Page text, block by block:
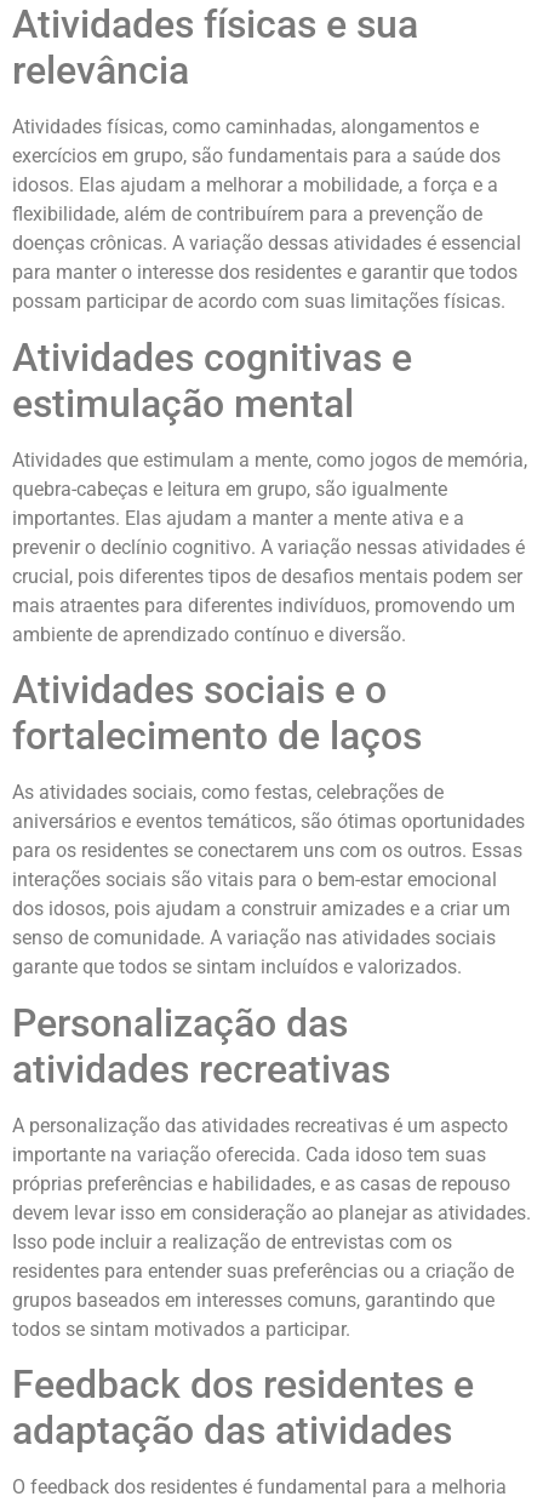
Atividades físicas e sua
relevância
Atividades físicas, como caminhadas, alongamentos e
exercícios em grupo, são fundamentais para a saúde dos
idosos. Elas ajudam a melhorar a mobilidade, a força e a
flexibilidade, além de contribuírem para a prevenção de
doenças crônicas. A variação dessas atividades é essencial
para manter o interesse dos residentes e garantir que todos
possam participar de acordo com suas limitações físicas.
Atividades cognitivas e
estimulação mental
Atividades que estimulam a mente, como jogos de memória,
quebra-cabeças e leitura em grupo, são igualmente
importantes. Elas ajudam a manter a mente ativa e a
prevenir o declínio cognitivo. A variação nessas atividades é
crucial, pois diferentes tipos de desafios mentais podem ser
mais atraentes para diferentes indivíduos, promovendo um
ambiente de aprendizado contínuo e diversão.
Atividades sociais e o
fortalecimento de laços
As atividades sociais, como festas, celebrações de
aniversários e eventos temáticos, são ótimas oportunidades
para os residentes se conectarem uns com os outros. Essas
interações sociais são vitais para o bem-estar emocional
dos idosos, pois ajudam a construir amizades e a criar um
senso de comunidade. A variação nas atividades sociais
garante que todos se sintam incluídos e valorizados.
Personalização das
atividades recreativas
A personalização das atividades recreativas é um aspecto
importante na variação oferecida. Cada idoso tem suas
próprias preferências e habilidades, e as casas de repouso
devem levar isso em consideração ao planejar as atividades.
Isso pode incluir a realização de entrevistas com os
residentes para entender suas preferências ou a criação de
grupos baseados em interesses comuns, garantindo que
todos se sintam motivados a participar.
Feedback dos residentes e
adaptação das atividades
O feedback dos residentes é fundamental para a melhoria